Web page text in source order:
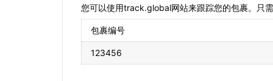
您可以使用track.global网站来跟踪您的包裹。只
包裹编号
123456